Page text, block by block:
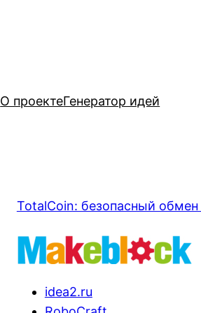
О проектеГенератор идей
TotalCoin: безопасный
idea2.ru